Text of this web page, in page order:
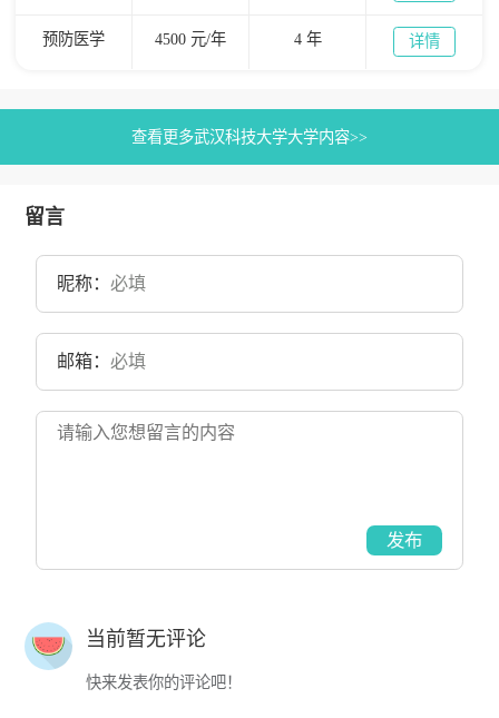
预防医学 4500 元/年 4 年 详情
查看更多武汉科技大学大学内容>>
留言
昵称：
邮箱：
发布
当前暂无评论
快来发表你的评论吧！